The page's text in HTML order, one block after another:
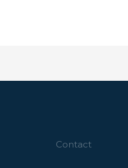
Contact